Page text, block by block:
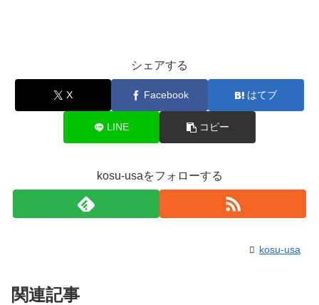
シェアする
X Facebook はてブ
LINE コピー
kosu-usaをフォローする
kosu-usa
関連記事